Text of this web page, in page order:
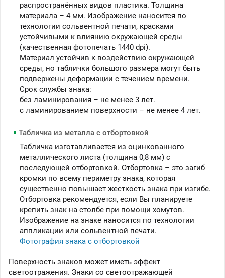
распространённых видов пластика. Толщина
материала – 4 мм. Изображение наносится по
технологии сольвентной печати, красками
устойчивыми к влиянию окружающей среды
(качественная фотопечать 1440 dpi).
Материал устойчив к воздействию окружающей
среды, но таблички большого размера могут быть
подвержены деформации с течением времени.
Срок службы знака:
без ламинирования – не менее 3 лет.
c ламинированием поверхности – не менее 4 лет.
Табличка из металла с отбортовкой
Табличка изготавливается из оцинкованного
металлического листа (толщина 0,8 мм) с
последующей отбортовкой. Отбортовка – это загиб
кромки по всему периметру знака, которая
существенно повышает жесткость знака при изгибе.
Отбортовка рекомендуется, если Вы планируете
крепить знак на столбе при помощи хомутов.
Изображение на знаке наносится по технологии
аппликации или сольвентной печати.
Фотография знака с отбортовкой
Поверхность знаков может иметь эффект
светоотражения. Знаки со светоотражающей